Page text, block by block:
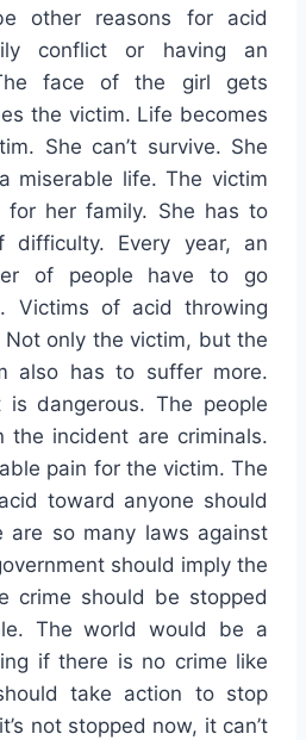
other reasons for acid
conflict or having an
face of the girl gets
the victim. Life becomes
She can’t survive. She
miserable life. The victim
for her family. She has to
Every year, an
of people have to go
Victims of acid throwing
only the victim, but the
also has to suffer more.
dangerous. The people
the incident are criminals.
pain for the victim. The
toward anyone should
are so many laws against
should imply the
crime should be stopped
The world would be a
if there is no crime like
take action to stop
not stopped now, it can’t